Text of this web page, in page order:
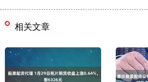
相关文章